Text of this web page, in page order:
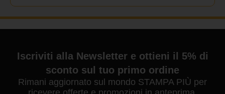
Iscriviti alla Newsletter e ottieni il 5% di
sconto sul tuo primo ordine
Rimani aggiornato sul mondo STAMPA PIÙ per